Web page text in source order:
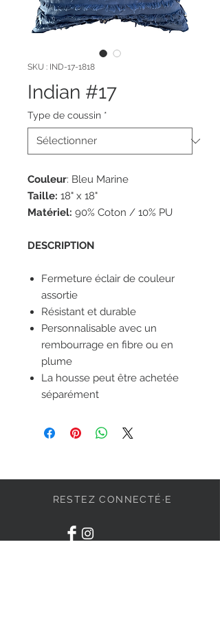
SKU : IND-17-1818
Indian #17
Type de coussin *
Couleur: Bleu Marine
Taille: 18" x 18"
Matériel: 90% Coton / 10% PU
DESCRIPTION
Fermeture éclair de couleur
assortie
Résistant et durable
Personnalisable avec un
rembourrage en fibre ou en
plume
La housse peut être achetée
séparément
RESTEZ CONNECTÉ·E